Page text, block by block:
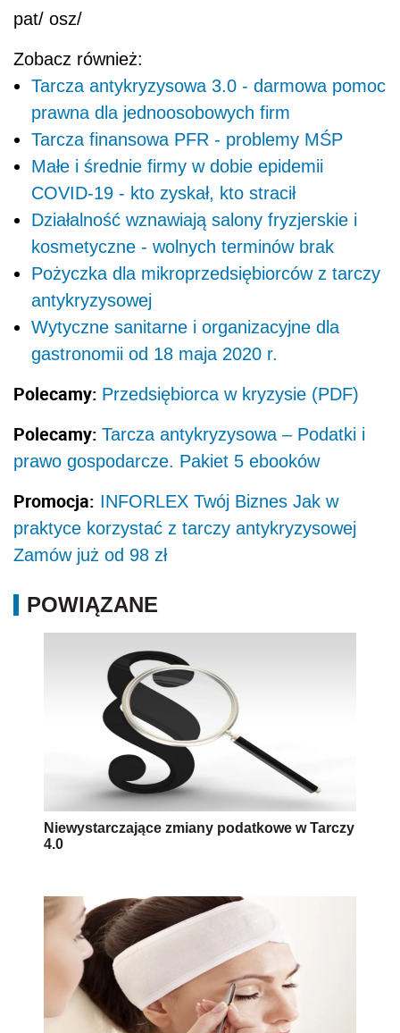
pat/ osz/
Zobacz również:
Tarcza antykryzysowa 3.0 - darmowa pomoc
prawna dla jednoosobowych firm
Tarcza finansowa PFR - problemy MŚP
Małe i średnie firmy w dobie epidemii
COVID-19 - kto zyskał, kto stracił
Działalność wznawiają salony fryzjerskie i
kosmetyczne - wolnych terminów brak
Pożyczka dla mikroprzedsiębiorców z tarczy
antykryzysowej
Wytyczne sanitarne i organizacyjne dla
gastronomii od 18 maja 2020 r.
Polecamy: Przedsiębiorca w kryzysie (PDF)
Polecamy: Tarcza antykryzysowa – Podatki i
prawo gospodarcze. Pakiet 5 ebooków
Promocja: INFORLEX Twój Biznes Jak w
praktyce korzystać z tarczy antykryzysowej
Zamów już od 98 zł
POWIĄZANE
Niewystarczające zmiany podatkowe w Tarczy
4.0